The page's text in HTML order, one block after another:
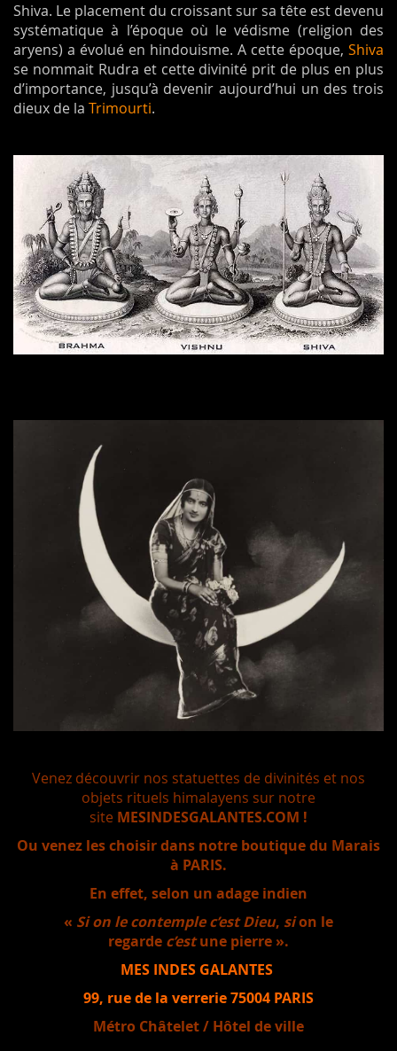
Shiva. Le placement du croissant sur sa tête est devenu
systématique à l’époque où le védisme (religion des
aryens) a évolué en hindouisme. A cette époque, Shiva
se nommait Rudra et cette divinité prit de plus en plus
d’importance, jusqu’à devenir aujourd’hui un des trois
dieux de la Trimourti.
Venez découvrir nos statuettes de divinités et nos
objets rituels himalayens sur notre
site MESINDESGALANTES.COM !
Ou venez les choisir dans notre boutique du Marais
à PARIS.
En effet, selon un adage indien
« Si on le contemple c’est Dieu, sion le
regarde c’estune pierre ».
MES INDES GALANTES
99, rue de la verrerie 75004 PARIS
Métro Châtelet / Hôtel de ville